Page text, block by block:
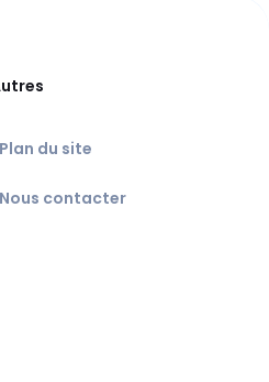
Plan du site
Nous contacter